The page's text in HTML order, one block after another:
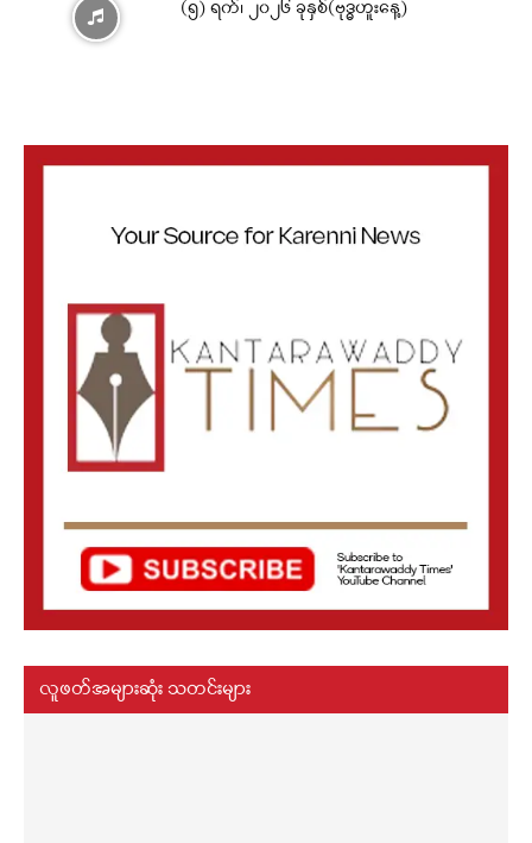
(၅) ရက်၊ ၂၀၂၆ ခုနှစ်(ဗုဒ္ဓဟူးနေ့)
လူဖတ်အများဆုံး သတင်းများ